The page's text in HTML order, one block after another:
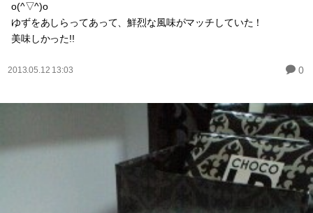
o(^▽^)o
ゆずをあしらってあって、鮮烈な風味がマッチしていた！
美味しかった!!
2013.05.12 13:03 0